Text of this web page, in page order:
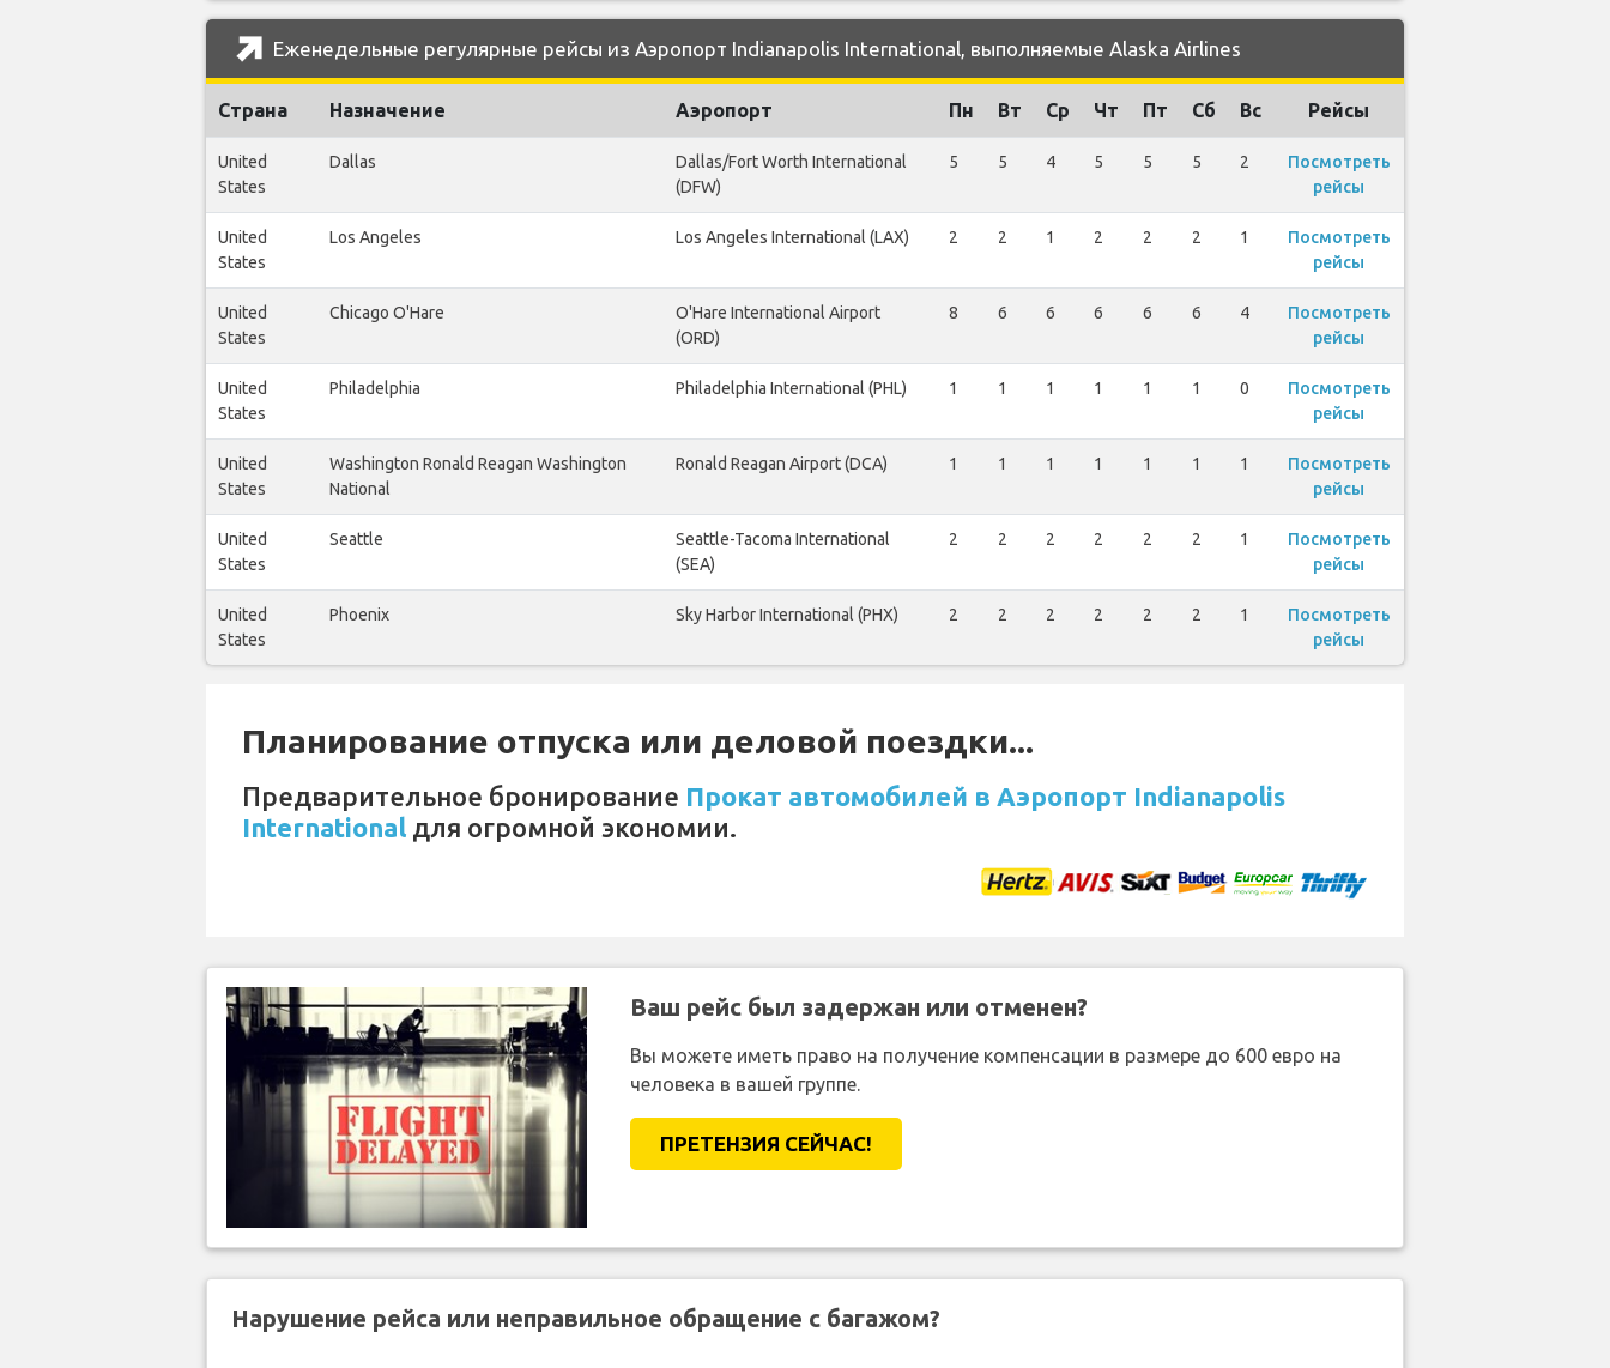
Еженедельные регулярные рейсы из Аэропорт Indianapolis International, выполняемые Alaska Airlines
Страна Назначение Аэропорт Пн Вт Ср Чт Пт Сб Вс Рейсы
United
States
Dallas
Dallas/Fort Worth International
(DFW)
5 5 4 5 5 5 2
Посмотреть
рейсы
United
States
Los Angeles Los Angeles International (LAX) 2 2 1 2 2 2 1
Посмотреть
рейсы
United
States
Chicago O'Hare
O'Hare International Airport
(ORD)
8 6 6 6 6 6 4
Посмотреть
рейсы
United
States
Philadelphia Philadelphia International (PHL) 1 1 1 1 1 1 0
Посмотреть
рейсы
United
States
Washington Ronald Reagan Washington
National
Ronald Reagan Airport (DCA) 1 1 1 1 1 1 1
Посмотреть
рейсы
United
States
Seattle
Seattle-Tacoma International
(SEA)
2 2 2 2 2 2 1
Посмотреть
рейсы
United
States
Phoenix Sky Harbor International (PHX) 2 2 2 2 2 2 1
Посмотреть
рейсы
Планирование отпуска или деловой поездки...
Предварительное бронирование Прокат автомобилей в Аэропорт Indianapolis
International для огромной экономии.
Ваш рейс был задержан или отменен?
Вы можете иметь право на получение компенсации в размере до 600 евро на
человека в вашей группе.
ПРЕТЕНЗИЯ CЕЙЧАС!
Нарушение рейса или неправильное обращение с багажом?